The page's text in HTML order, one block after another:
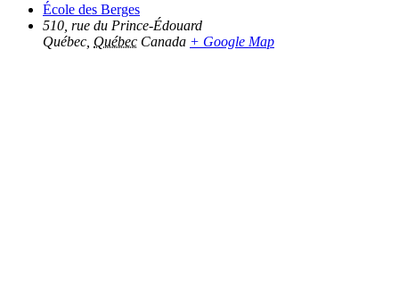
École des Berges
510, rue du Prince-Édouard
Québec Québec Canada + Google Map